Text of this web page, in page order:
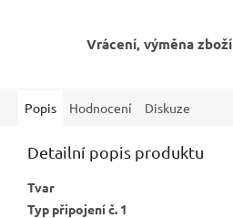
Vrácení, výměna zboží
Popis Hodnocení Diskuze
Detailní popis produktu
Tvar
Typ připojení č. 1